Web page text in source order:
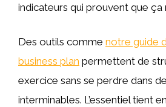
indicateurs qui prouvent que ça
Des outils comme notre guide
business plan permettent de
exercice sans se perdre dans
interminables. L’essentiel tient